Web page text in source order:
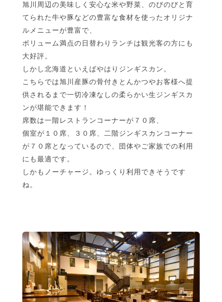
旭川周辺の美味しく安心な米や野菜、のびのびと育
てられた牛や豚などの豊富な食材を使ったオリジナ
ルメニューが豊富で、
ボリューム満点の日替わりランチは観光客の方にも
大好評。
しかし北海道といえばやはりジンギスカン。
こちらでは旭川産豚の骨付きとんかつやお客様へ提
供されるまで一切冷凍なしの柔らかい生ジンギスカ
ンが堪能できます！
席数は一階レストランコーナーが７０席、
個室が１０席、３０席、二階ジンギスカンコーナー
が７０席となっているので、団体やご家族での利用
にも最適です。
しかもノーチャージ。ゆっくり利用できそうです
ね。